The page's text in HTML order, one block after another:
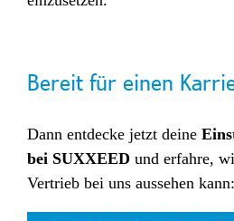
Bereit für einen
Dann entdecke jetzt deine
bei SUXXEED und erfahre,
Vertrieb bei uns aussehen kann: